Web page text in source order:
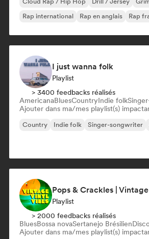
Rap international
Rap en anglais Rap
I just wanna folk
Playlist
> 3400 feedbacks réalisés
AmericanaBluesCountryIndie folk
Ajouter dans ma/mes playlist(s)
Country Indie folk Singer-songwriter
Pops & Crackles |
Playlist
> 2000 feedbacks réalisés
BluesBossa novaSertanejo Brésilien
Ajouter dans ma/mes playlist(s)